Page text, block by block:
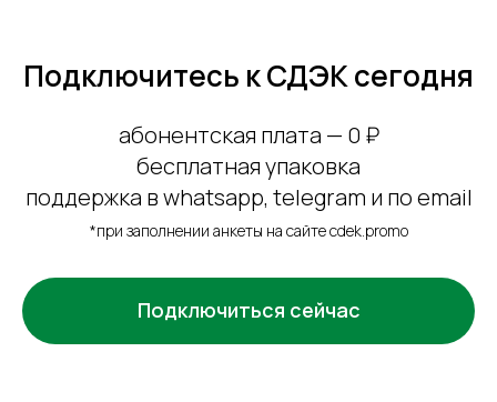
Подключитесь к СДЭК сегодня
абонентская плата — 0 ₽
бесплатная упаковка
поддержка в whatsapp, telegram и по email
*при заполнении анкеты на сайте cdek.promo
Подключиться сейчас